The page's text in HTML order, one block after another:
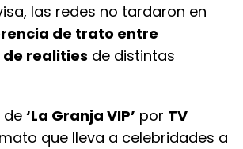
las redes no tardaron en
de trato entre
realities de distintas
de ‘La Granja VIP’ por TV
que lleva a celebridades a